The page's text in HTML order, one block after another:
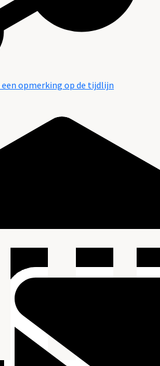
opmerking op de tijdlijn